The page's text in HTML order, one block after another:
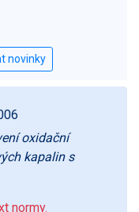
oxidační
kapalin s
normy.